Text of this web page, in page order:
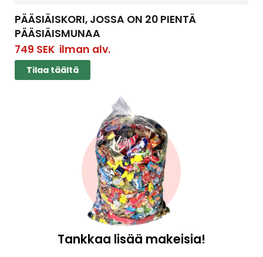
PÄÄSIÄISKORI, JOSSA ON 20 PIENTÄ
PÄÄSIÄISMUNAA
749 SEKilman alv.
Tilaa täältä
Tankkaa lisää makeisia!